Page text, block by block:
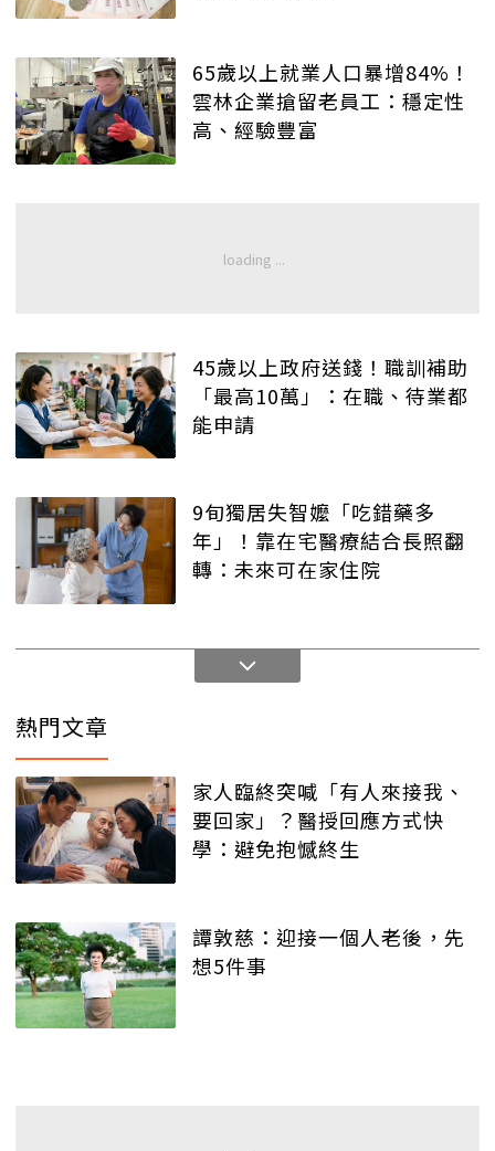
65歲以上就業人口暴增84%！
雲林企業搶留老員工：穩定性
高、經驗豐富
45歲以上政府送錢！職訓補助
「最高10萬」：在職、待業都
能申請
9旬獨居失智嬤「吃錯藥多
年」！靠在宅醫療結合長照翻
轉：未來可在家住院
熱門文章
家人臨終突喊「有人來接我、
要回家」？醫授回應方式快
學：避免抱憾終生
譚敦慈：迎接一個人老後，先
想5件事